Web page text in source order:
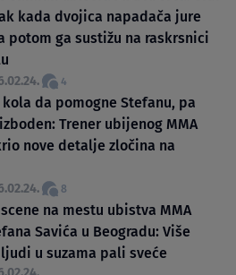
kada dvojica napadača jure
potom ga sustižu na raskrsnici
4
da pomogne Stefanu, pa
Trener ubijenog MMA
nove detalje zločina na
8
na mestu ubistva MMA
Savića u Beogradu: Više
u suzama pali sveće